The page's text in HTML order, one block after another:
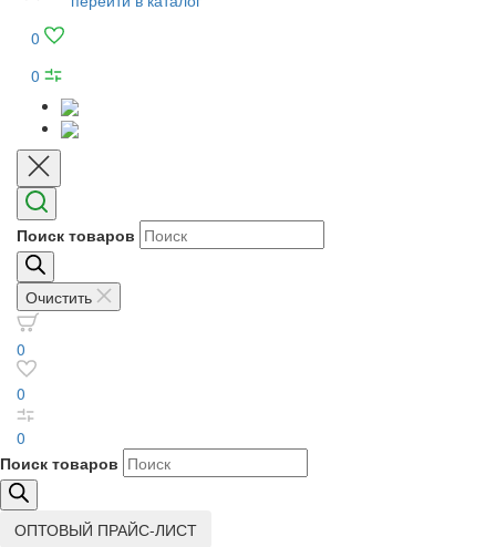
0
0
Поиск товаров
Очистить
0
0
0
Поиск товаров
ОПТОВЫЙ ПРАЙС-ЛИСТ